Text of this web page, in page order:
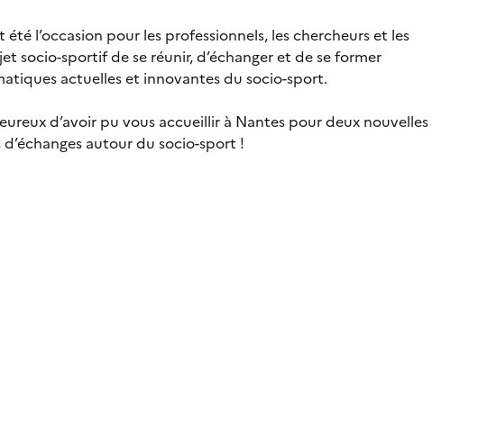
été l’occasion pour les professionnels, les chercheurs et les
socio-sportif de se réunir, d’échanger et de se former
actuelles et innovantes du socio-sport.
d’avoir pu vous accueillir à Nantes pour deux nouvelles
autour du socio-sport !